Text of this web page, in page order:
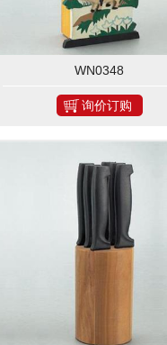
WN0348
询价订购